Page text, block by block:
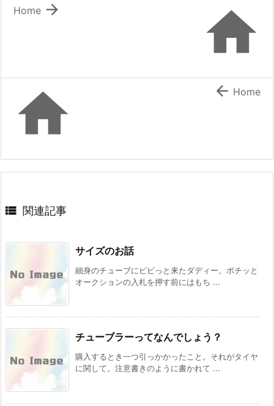


Home
  Home
 関連記事
サイズのお話
細身のチューブにビビっと来たダディー。ポチッと
オークションの入札を押す前にはもち ...
チューブラーってなんでしょう？
購入するとき一つ引っかかったこと。それがタイヤ
に関して。注意書きのように書かれて ...